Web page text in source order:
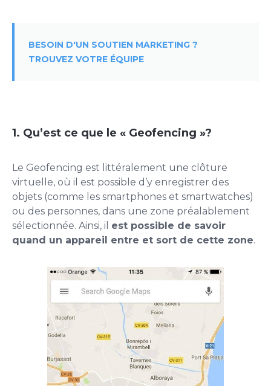
BESOIN D'UN SOUTIEN MARKETING ?
TROUVEZ VOTRE ÉQUIPE
1. Qu’est ce que le « Geofencing »?
Le Geofencing est littéralement une clôture
virtuelle, où il est possible d’y enregistrer des
objets (comme les smartphones et smartwatches)
ou des personnes, dans une zone préalablement
sélectionnée. Ainsi, il est possible de savoir
quand un appareil entre et sort de cette zone.